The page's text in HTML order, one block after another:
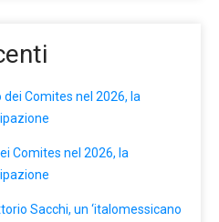
dei Comites nel 2026, la
Comites nel 2026, la
Sacchi, un ‘italomessicano